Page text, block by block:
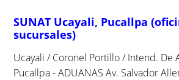
SUNAT Ucayali, Pucallpa
sucursales)
Ucayali / Coronel Portillo / Intend. De
Pucallpa - ADUANAS Av. Salvador